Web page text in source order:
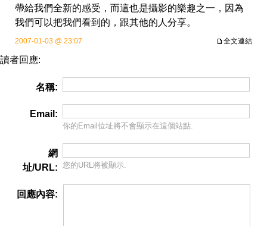
帶給我們全新的感受，而這也是攝影的樂趣之一，因為
我們可以把我們看到的，跟其他的人分享。
全文連結
2007-01-03 @ 23:07
讀者回應:
名稱:
Email:
你的Email位址將不會顯示在這個站點.
網
址/URL: 您的URL將被顯示.
回應內容: